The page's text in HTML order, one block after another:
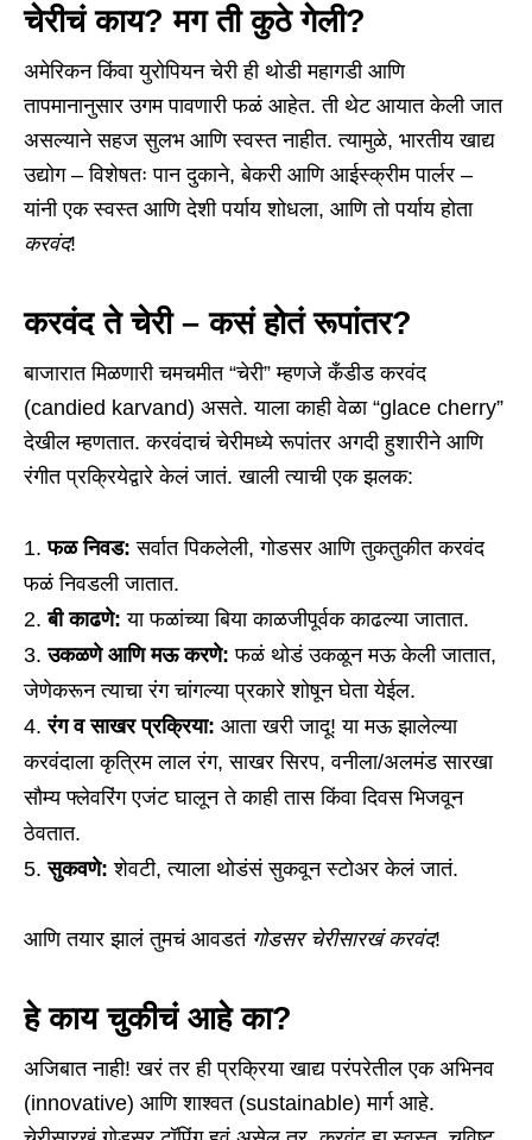
चेरीचं काय? मग ती कुठे गेली?
अमेरिकन किंवा युरोपियन चेरी ही थोडी महागडी आणि
तापमानानुसार उगम पावणारी फळं आहेत. ती थेट आयात केली जात
असल्याने सहज सुलभ आणि स्वस्त नाहीत. त्यामुळे, भारतीय खाद्य
उद्योग – विशेषतः पान दुकाने, बेकरी आणि आईस्क्रीम पार्लर –
यांनी एक स्वस्त आणि देशी पर्याय शोधला, आणि तो पर्याय होता
करवंद!
करवंद ते चेरी – कसं होतं रूपांतर?
बाजारात मिळणारी चमचमीत “चेरी” म्हणजे कँडीड करवंद
(candied karvand) असते. याला काही वेळा “glace cherry”
देखील म्हणतात. करवंदाचं चेरीमध्ये रूपांतर अगदी हुशारीने आणि
रंगीत प्रक्रियेद्वारे केलं जातं. खाली त्याची एक झलक:
फळ निवड: सर्वात पिकलेली, गोडसर आणि तुकतुकीत करवंद
फळं निवडली जातात.
बी काढणे: या फळांच्या बिया काळजीपूर्वक काढल्या जातात.
उकळणे आणि मऊ करणे: फळं थोडं उकळून मऊ केली जातात,
जेणेकरून त्याचा रंग चांगल्या प्रकारे शोषून घेता येईल.
रंग व साखर प्रक्रिया: आता खरी जादू! या मऊ झालेल्या
करवंदाला कृत्रिम लाल रंग, साखर सिरप, वनीला/अलमंड सारखा
सौम्य फ्लेवरिंग एजंट घालून ते काही तास किंवा दिवस भिजवून
ठेवतात.
सुकवणे: शेवटी, त्याला थोडंसं सुकवून स्टोअर केलं जातं.
आणि तयार झालं तुमचं आवडतं गोडसर चेरीसारखं करवंद!
हे काय चुकीचं आहे का?
अजिबात नाही! खरं तर ही प्रक्रिया खाद्य परंपरेतील एक अभिनव
(innovative) आणि शाश्वत (sustainable) मार्ग आहे.